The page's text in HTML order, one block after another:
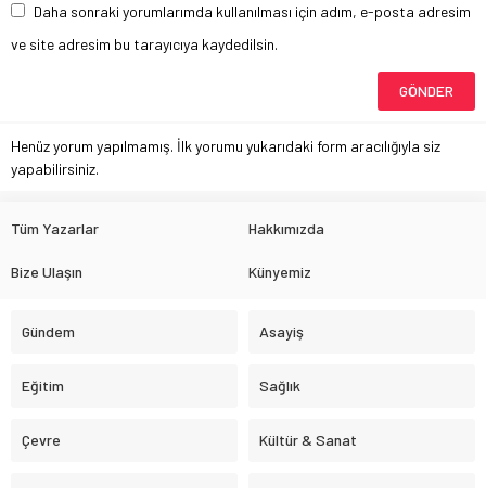
Daha sonraki yorumlarımda kullanılması için adım, e-posta adresim
ve site adresim bu tarayıcıya kaydedilsin.
Henüz yorum yapılmamış. İlk yorumu yukarıdaki form aracılığıyla siz
yapabilirsiniz.
Tüm Yazarlar Hakkımızda
Bize Ulaşın Künyemiz
Gündem Asayiş
Eğitim Sağlık
Çevre Kültür & Sanat